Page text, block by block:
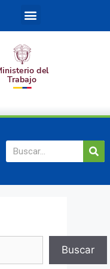
Buscar